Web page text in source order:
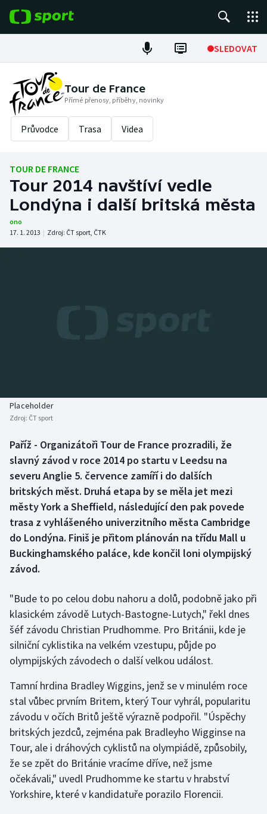
SLEDOVAT
Fotbal
Hokej
Tenis
Cyklistika
DALŠÍ SPORTY
Americký fotbal
Curling
Dostihy
Florbal
Futsal
Golf
Gymnastika
Jezdectví
Judo
Lezení
Lyže a snowboard
Moderní pětiboj
Motorsport
NEPŘEHLÉDNĚTE
Tour de France
Přímé přenosy, příběhy, novinky
Průvodce Trasa Videa
TOUR DE FRANCE
Tour 2014 navštíví vedle
Londýna i další britská města
ono
17. 1. 2013 | Zdroj: ČT sport, ČTK
Placeholder
Zdroj: ČT sport
Paříž - Organizátoři Tour de France prozradili, že
slavný závod v roce 2014 po startu v Leedsu na
severu Anglie 5. července zamíří i do dalších
britských měst. Druhá etapa by se měla jet mezi
městy York a Sheffield, následující den pak povede
trasa z vyhlášeného univerzitního města Cambridge
do Londýna. Finiš je přitom plánován na třídu Mall u
Buckinghamského paláce, kde končil loni olympijský
závod.
"Bude to po celou dobu nahoru a dolů, podobně jako při
klasickém závodě Lutych-Bastogne-Lutych," řekl dnes
šéf závodu Christian Prudhomme. Pro Británii, kde je
silniční cyklistika na velkém vzestupu, půjde po
olympijských závodech o další velkou událost.
Tamní hrdina Bradley Wiggins, jenž se v minulém roce
stal vůbec prvním Britem, který Tour vyhrál, popularitu
závodu v očích Britů ještě výrazně podpořil. "Úspěchy
britských jezdců, zejména pak Bradleyho Wigginse na
Tour, ale i dráhových cyklistů na olympiádě, způsobily,
že se zpět do Británie vracíme dříve, než jsme
očekávali," uvedl Prudhomme ke startu v hrabství
Yorkshire, které v kandidatuře porazilo Florencii.